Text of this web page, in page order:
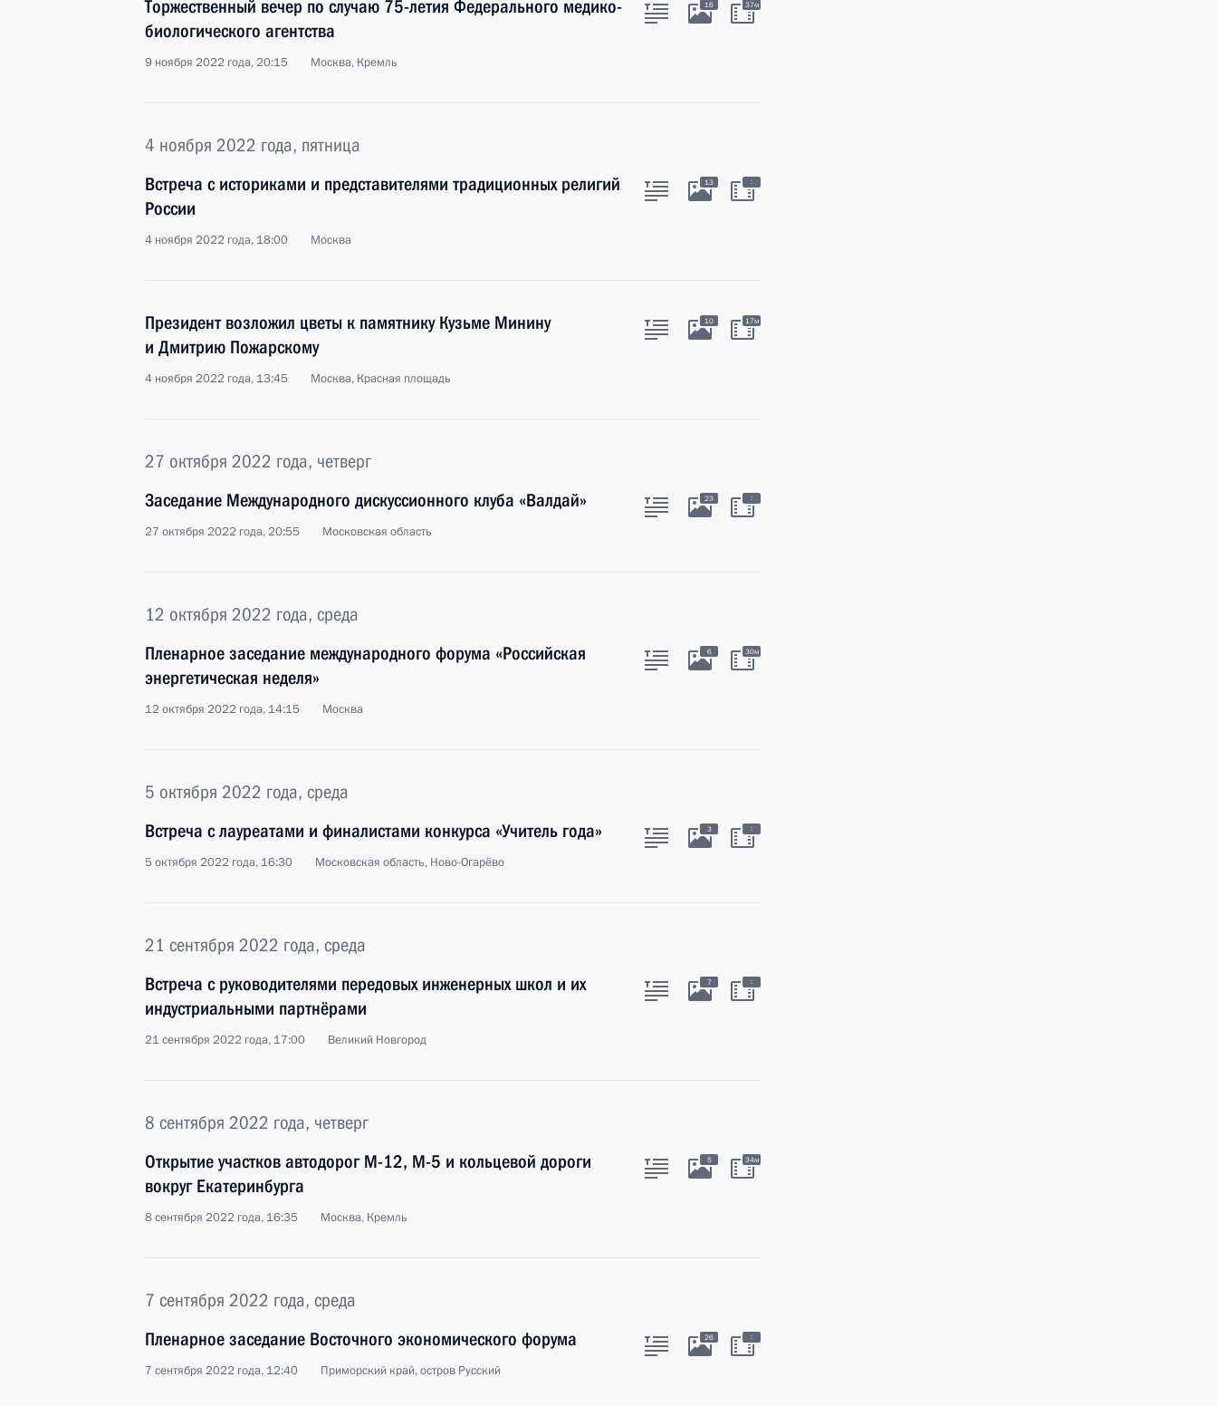
Торжественный вечер по случаю 75-летия Федерального медико-
биологического агентства
9 ноября 2022 года, 20:15 Москва, Кремль
16 37м
4 ноября 2022 года, пятница
Встреча с историками и представителями традиционных религий
России
4 ноября 2022 года, 18:00 Москва
13 :
Президент возложил цветы к памятнику Кузьме Минину
и Дмитрию Пожарскому
4 ноября 2022 года, 13:45 Москва, Красная площадь
10 17м
27 октября 2022 года, четверг
Заседание Международного дискуссионного клуба «Валдай»
27 октября 2022 года, 20:55 Московская область
23 :
12 октября 2022 года, среда
Пленарное заседание международного форума «Российская
энергетическая неделя»
12 октября 2022 года, 14:15 Москва
6 30м
5 октября 2022 года, среда
Встреча с лауреатами и финалистами конкурса «Учитель года»
5 октября 2022 года, 16:30 Московская область, Ново-Огарёво
3 :
21 сентября 2022 года, среда
Встреча с руководителями передовых инженерных школ и их
индустриальными партнёрами
21 сентября 2022 года, 17:00 Великий Новгород
7 :
8 сентября 2022 года, четверг
Открытие участков автодорог М-12, М-5 и кольцевой дороги
вокруг Екатеринбурга
8 сентября 2022 года, 16:35 Москва, Кремль
5 34м
7 сентября 2022 года, среда
Пленарное заседание Восточного экономического форума
7 сентября 2022 года, 12:40 Приморский край, остров Русский
26 :